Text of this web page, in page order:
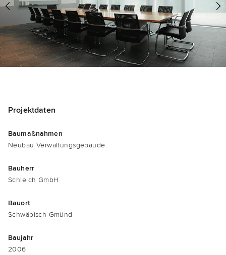
Pro­jekt­da­ten
Bau­maß­nah­men
Neu­bau Verwaltungsgebäude
Bau­herr
Schleich GmbH
Bau­ort
Schwä­bisch Gmünd
Bau­jahr
2006